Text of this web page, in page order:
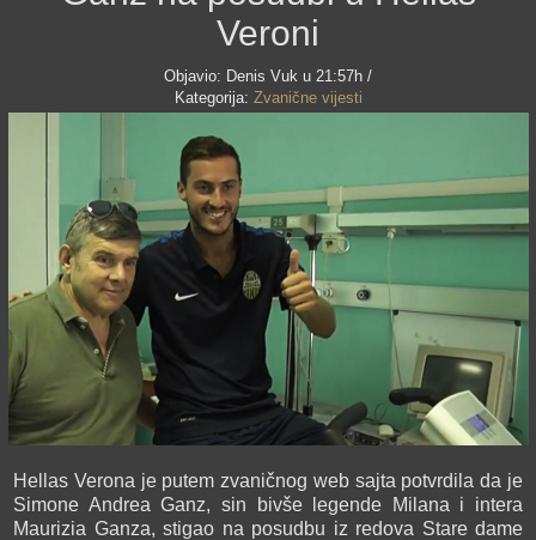
Veroni
Objavio: Denis Vuk u 21:57h /
Kategorija: Zvanične vijesti
Hellas Verona je putem zvaničnog web sajta potvrdila da je
Simone Andrea Ganz, sin bivše legende Milana i intera
Maurizia Ganza, stigao na posudbu iz redova Stare dame